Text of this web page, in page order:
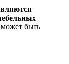
может быть